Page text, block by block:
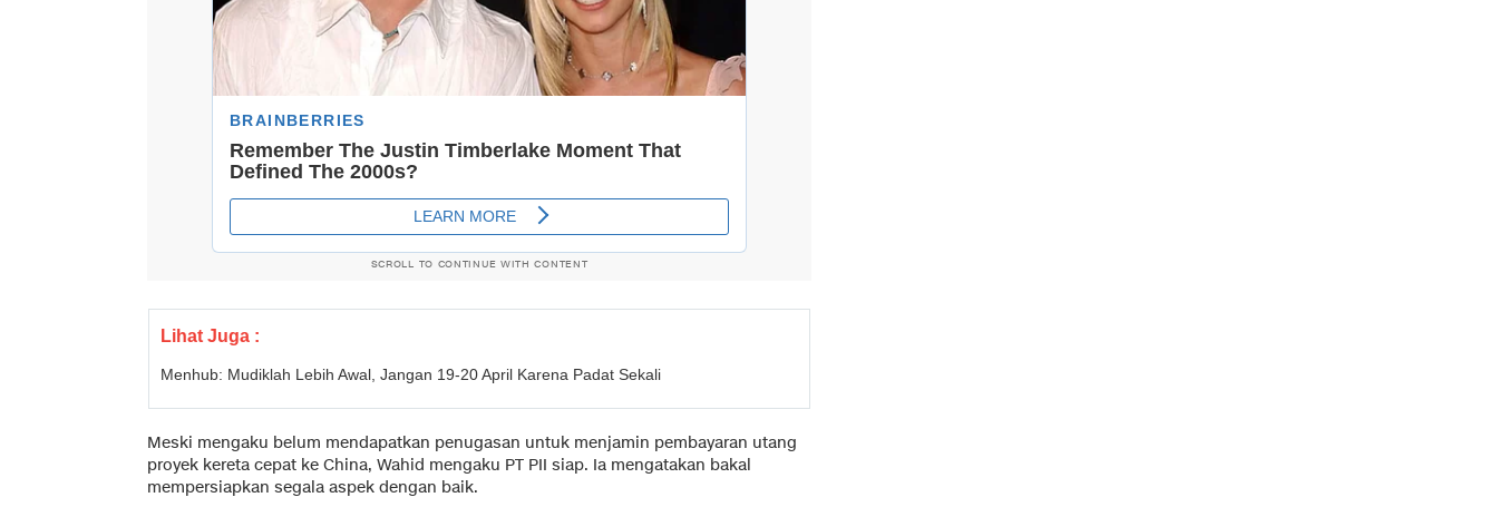
SCROLL TO CONTINUE WITH CONTENT
Lihat Juga :
Menhub: Mudiklah Lebih Awal, Jangan 19-20 April Karena Padat Sekali
Meski mengaku belum mendapatkan penugasan untuk menjamin pembayaran utang
proyek kereta cepat ke China, Wahid mengaku PT PII siap. Ia mengatakan bakal
mempersiapkan segala aspek dengan baik.